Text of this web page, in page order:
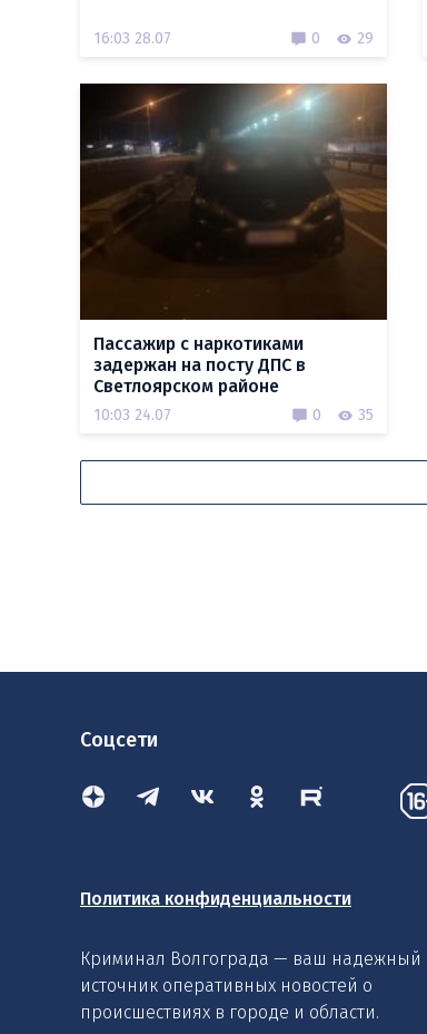
16:03 28.07 0 29
Пассажир с наркотиками
задержан на посту ДПС в
Светлоярском районе
10:03 24.07 0 35
Соцсети
Политика конфиденциальности
Криминал Волгограда — ваш надежный
источник оперативных новостей о
происшествиях в городе и области.